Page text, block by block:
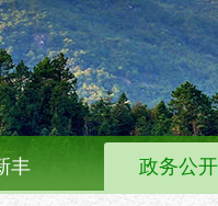
丰 政务公开